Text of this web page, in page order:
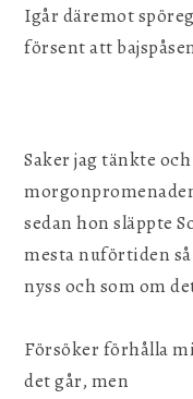
Igår däremot
försent att
Saker jag tänkte
sedan hon släppte
mesta nuförtiden
nyss och som om
Försöker förhålla
det går, men